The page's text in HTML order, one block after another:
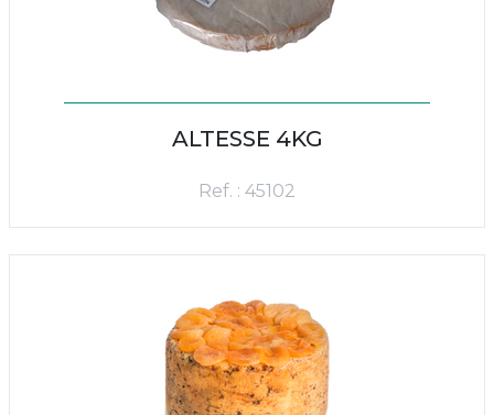
ALTESSE 4KG
Ref. : 45102